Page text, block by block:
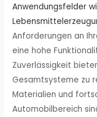
Anwendungsfelder
Anforderungen an
eine hohe
Zuverlässigkeit
Gesamtsysteme zu
Materialien und
Automobilbereich